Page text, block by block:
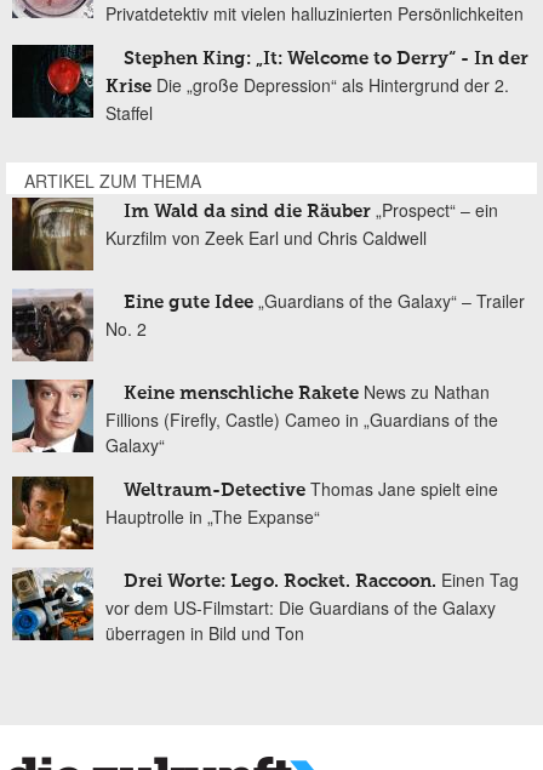
Privatdetektiv mit vielen halluzinierten Persönlichkeiten
Stephen King: „It: Welcome to Derry“ - In der
Krise Die „große Depression“ als Hintergrund der 2.
Staffel
ARTIKEL ZUM THEMA
Im Wald da sind die Räuber „Prospect“ – ein
Kurzfilm von Zeek Earl und Chris Caldwell
Eine gute Idee „Guardians of the Galaxy“ – Trailer
No. 2
Keine menschliche Rakete News zu Nathan
Fillions (Firefly, Castle) Cameo in „Guardians of the
Galaxy“
Weltraum-Detective Thomas Jane spielt eine
Hauptrolle in „The Expanse“
Drei Worte: Lego. Rocket. Raccoon. Einen Tag
vor dem US-Filmstart: Die Guardians of the Galaxy
überragen in Bild und Ton